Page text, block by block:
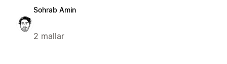
Sohrab Amin
2 mallar